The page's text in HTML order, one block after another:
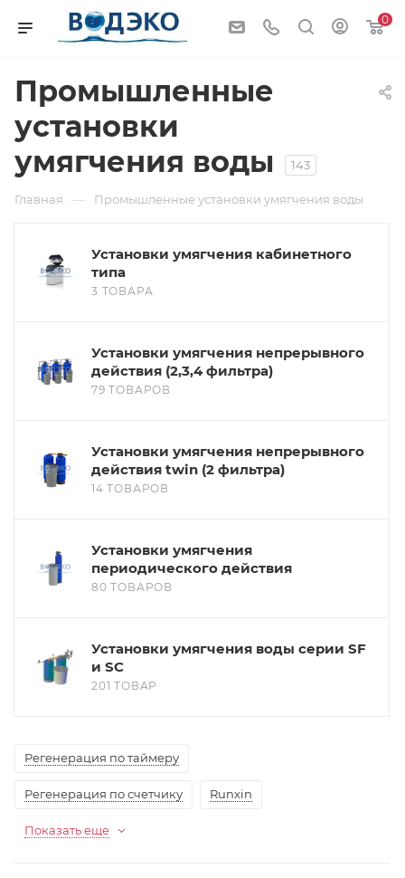
0
Промышленные
установки
умягчения воды
143
Главная — Промышленные установки умягчения воды
Установки умягчения кабинетного
типа
3 ТОВАРА
Установки умягчения непрерывного
действия (2,3,4 фильтра)
79 ТОВАРОВ
Установки умягчения непрерывного
действия twin (2 фильтра)
14 ТОВАРОВ
Установки умягчения
периодического действия
80 ТОВАРОВ
Установки умягчения воды серии SF
и SC
201 ТОВАР
Регенерация по таймеру
Регенерация по счетчику Runxin
Показать еще